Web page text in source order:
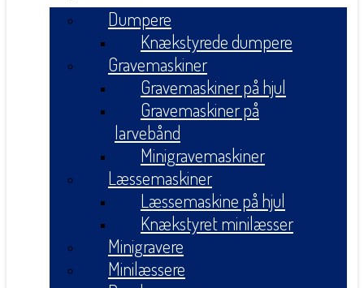
Dumpere
Knækstyrede dumpere
Gravemaskiner
Gravemaskiner på hjul
Gravemaskiner på
larvebånd
Minigravemaskiner
Læssemaskiner
Læssemaskine på hjul
Knækstyret minilæsser
Minigravere
Minilæssere